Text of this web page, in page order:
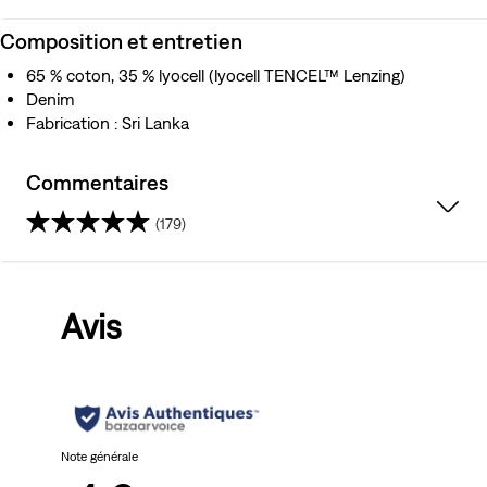
Composition et entretien
65 % coton, 35 % lyocell (lyocell TENCEL™ Lenzing)
Denim
Fabrication : Sri Lanka
Commentaires
(179)
avis
Avis
Note générale